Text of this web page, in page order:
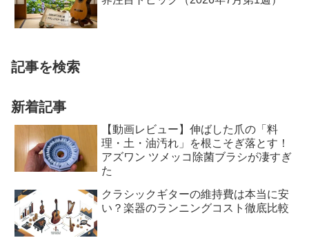
記事を検索
新着記事
【動画レビュー】伸ばした爪の「料
理・土・油汚れ」を根こそぎ落とす！
アズワン ツメッコ除菌ブラシが凄すぎ
た
クラシックギターの維持費は本当に安
い？楽器のランニングコスト徹底比較